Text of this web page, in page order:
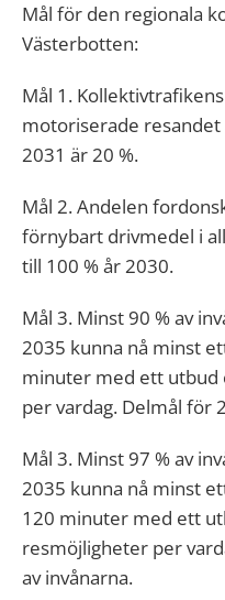
Mål för den regionala
Västerbotten:
Mål 1.
motoriserade resandet
2031 är 20 %.
Mål 2. Andelen
förnybart drivmedel i
till 100 % år 2030.
Mål 3. Minst 90 % av
2035 kunna nå minst
minuter med ett
per vardag. Delmål för
Mål 3. Minst 97 % av
2035 kunna nå minst
120 minuter med ett
resmöjligheter per
av invånarna.